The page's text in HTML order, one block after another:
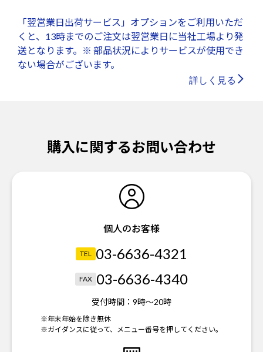
「翌営業日出荷サービス」オプションをご利用いただ
くと、13時までのご注文は翌営業日に当社工場より発
送となります。※ 部品状況によりサービスが使用でき
ない場合がございます。
詳しく見る
購入に関するお問い合わせ
個人のお客様
TEL 03-6636-4321
FAX 03-6636-4340
受付時間： 9時～20時
※年末年始を除き無休
※ガイダンスに従って、メニュー番号を押してください。